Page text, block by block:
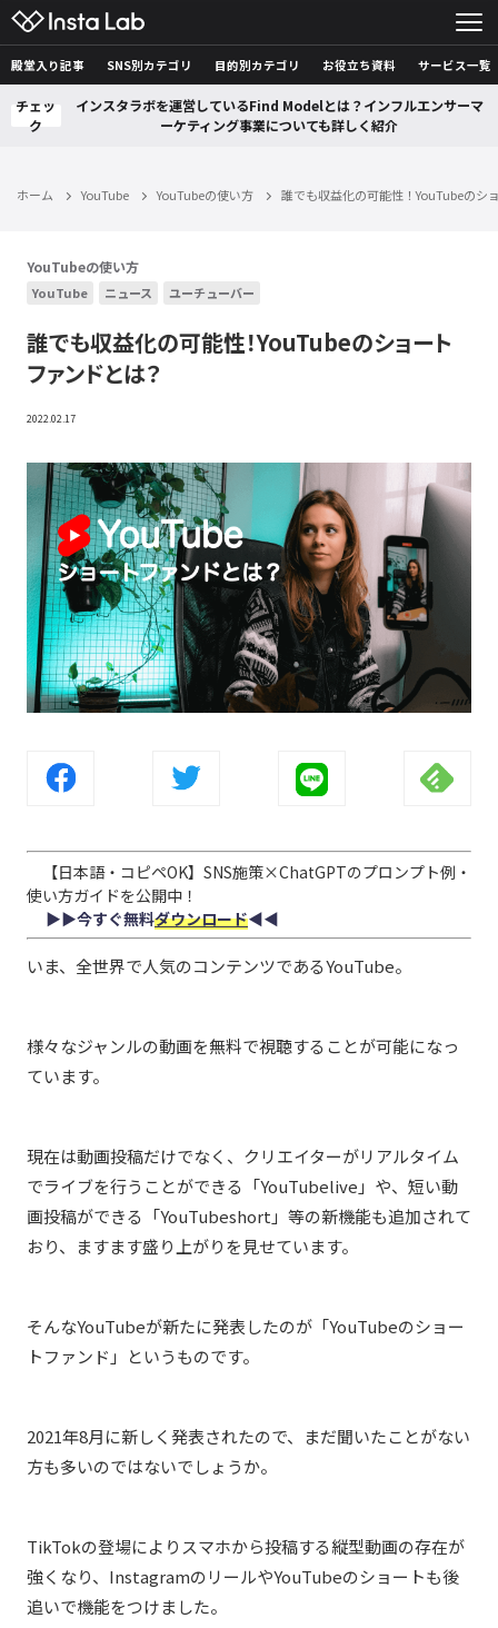
殿堂入り記事 SNS別カテゴリ 目的別カテゴリ お役立ち資料 サービス一覧
チェッ
ク
インスタラボを運営しているFind Modelとは？インフルエンサーマ
ーケティング事業についても詳しく紹介
ホーム YouTube YouTubeの使い方 誰でも収益化の可能性！YouTubeのシ
YouTubeの使い方
YouTube ニュース ユーチューバー
誰でも収益化の可能性！YouTubeのショート
ファンドとは？
2022.02.17
【日本語・コピペOK】SNS施策×ChatGPTのプロンプト例・
使い方ガイドを公開中！
▶︎▶︎今すぐ無料ダウンロード◀︎◀︎
いま、全世界で人気のコンテンツであるYouTube。
様々なジャンルの動画を無料で視聴することが可能になっ
ています。
現在は動画投稿だけでなく、クリエイターがリアルタイム
でライブを行うことができる「YouTubelive」や、 短い動
画投稿ができる「YouTubeshort」等の新機能も追加されて
おり、ますます盛り上がりを見せています。
そんなYouTubeが新たに発表したのが「YouTubeのショー
トファンド」というものです。
2021年8月に新しく発表されたので、まだ聞いたことがない
方も多いのではないでしょうか。
TikTokの登場によりスマホから投稿する縦型動画の存在が
強くなり、InstagramのリールやYouTubeのショートも後
追いで機能をつけました。